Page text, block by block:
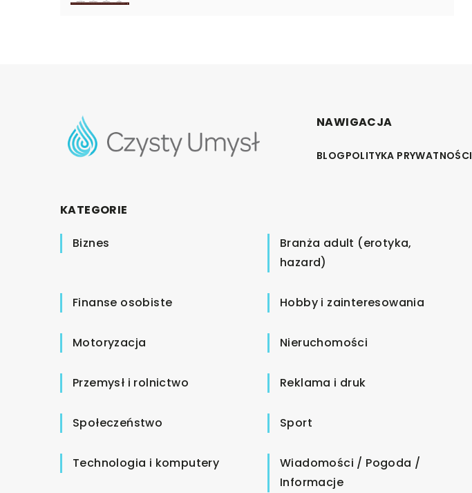
NAWIGACJA
BLOGPOLITYKA PRYWATNOŚCI
KATEGORIE
Biznes
Branża adult (erotyka,
hazard)
Finanse osobiste Hobby i zainteresowania
Motoryzacja Nieruchomości
Przemysł i rolnictwo Reklama i druk
Społeczeństwo Sport
Technologia i komputery
Wiadomości / Pogoda /
Informacje